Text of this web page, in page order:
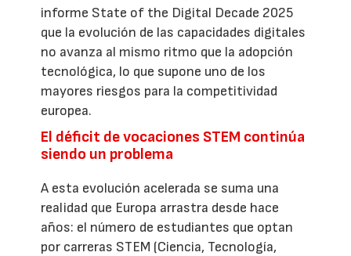
informe State of the Digital Decade 2025
que la evolución de las capacidades digitales
no avanza al mismo ritmo que la adopción
tecnológica, lo que supone uno de los
mayores riesgos para la competitividad
europea.
El déficit de vocaciones STEM continúa
siendo un problema
A esta evolución acelerada se suma una
realidad que Europa arrastra desde hace
años: el número de estudiantes que optan
por carreras STEM (Ciencia, Tecnología,